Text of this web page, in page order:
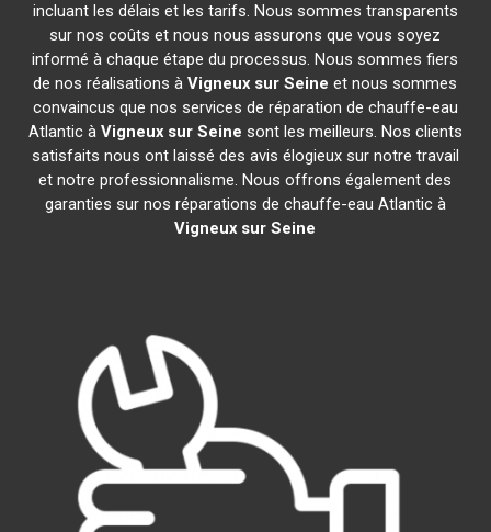
incluant les délais et les tarifs. Nous sommes transparents
sur nos coûts et nous nous assurons que vous soyez
informé à chaque étape du processus. Nous sommes fiers
de nos réalisations àVigneux sur Seine et nous sommes
convaincus que nos services de réparation de chauffe-eau
Atlantic à Vigneux sur Seine sont les meilleurs. Nos clients
satisfaits nous ont laissé des avis élogieux sur notre travail
et notre professionnalisme. Nous offrons également des
garanties sur nos réparations de chauffe-eau Atlantic à
Vigneux sur Seine